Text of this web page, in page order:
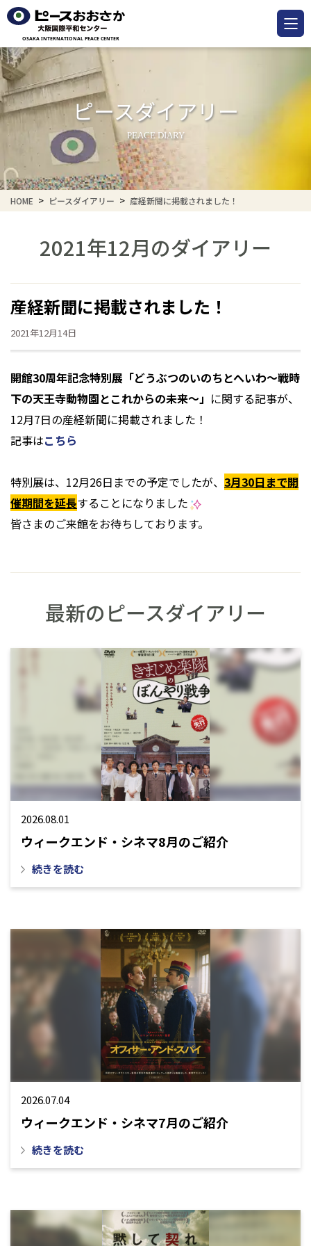
ピースダイアリー
PEACE DIARY
HOME ピースダイアリー 産経新聞に掲載されました！
2021年12月のダイアリー
産経新聞に掲載されました！
2021年12月14日
開館30周年記念特別展「どうぶつのいのちとへいわ～戦時
下の天王寺動物園とこれからの未来～」 に関する記事が、
12月7日の産経新聞に掲載されました！
記事はこちら
特別展は、12月26日までの予定でしたが、 3月30日まで開
催期間を延長することになりました
皆さまのご来館をお待ちしております。
最新のピースダイアリー
2026.08.01
ウィークエンド・シネマ8月のご紹介
続きを読む
2026.07.04
ウィークエンド・シネマ7月のご紹介
続きを読む